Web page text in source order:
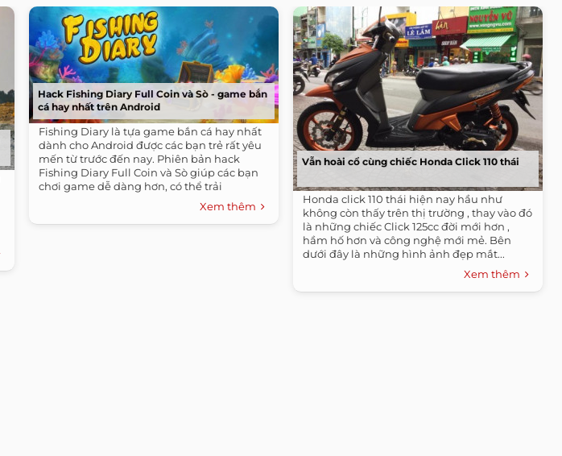
Hack Fishing Diary Full Coin và Sò - game bắn
cá hay nhất trên Android
Fishing Diary là tựa game bắn cá hay nhất
dành cho Android được các bạn trẻ rất yêu
mến từ trước đến nay. Phiên bản hack
Fishing Diary Full Coin và Sò giúp các bạn
chơi game dễ dàng hơn, có thể trải
Xem thêm
Vẫn hoài cổ cùng chiếc Honda Click 110 thái
Honda click 110 thái hiện nay hầu như
không còn thấy trên thị trường , thay vào đó
là những chiếc Click 125cc đời mới hơn ,
hầm hố hơn và công nghệ mới mẻ. Bên
dưới đây là những hình ảnh đẹp mắt...
Xem thêm